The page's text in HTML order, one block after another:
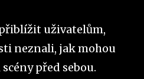
uživatelům,
neznali, jak mohou
před sebou.